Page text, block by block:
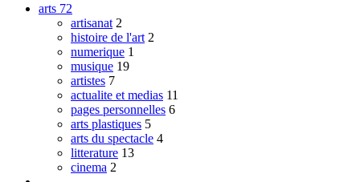
arts 72
artisanat 2
histoire de l'art 2
numerique 1
musique 19
artistes 7
actualite et medias 11
pages personnelles 6
arts plastiques 5
arts du spectacle 4
litterature 13
cinema 2